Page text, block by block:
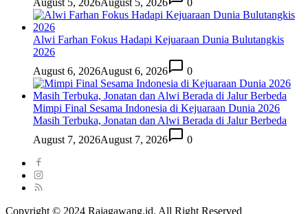
August 5, 2026August 5, 2026 0
Alwi Farhan Fokus Hadapi Kejuaraan Dunia Bulutangkis
2026
August 6, 2026August 6, 2026 0
Mimpi Final Sesama Indonesia di Kejuaraan Dunia 2026
Masih Terbuka, Jonatan dan Alwi Berada di Jalur Berbeda
August 7, 2026August 7, 2026 0
Copyright © 2024 Rajagawang.id. All Right Reserved